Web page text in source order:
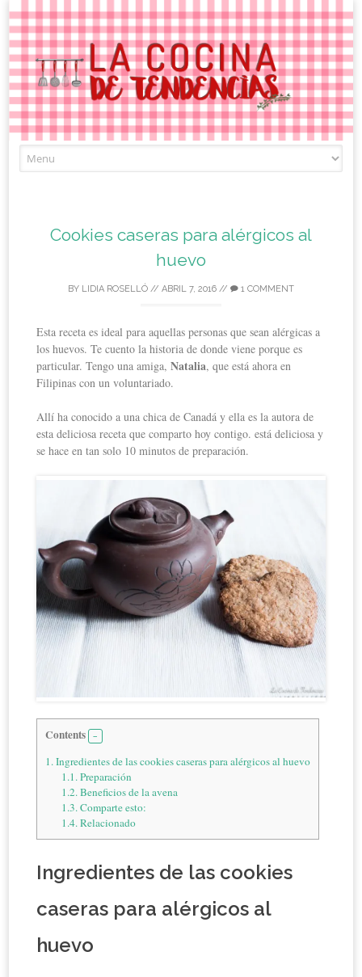
to
Cookies caseras para alérgicos al
huevo
BY LIDIA ROSELLÓ // ABRIL 7, 2016 // 1 COMMENT
Esta receta es ideal para aquellas personas que sean alérgicas a
los huevos. Te cuento la historia de donde viene porque es
particular. Tengo una amiga, Natalia, que está ahora en
Filipinas con un voluntariado.
Allí ha conocido a una chica de Canadá y ella es la autora de
esta deliciosa receta que comparto hoy contigo. está deliciosa y
se hace en tan solo 10 minutos de preparación.
Contents
1.Ingredientes de las cookies caseras para alérgicos al huevo
1.1.Preparación
1.2.Beneficios de la avena
1.3.Comparte esto:
1.4.Relacionado
Ingredientes de las cookies
caseras para alérgicos al
huevo